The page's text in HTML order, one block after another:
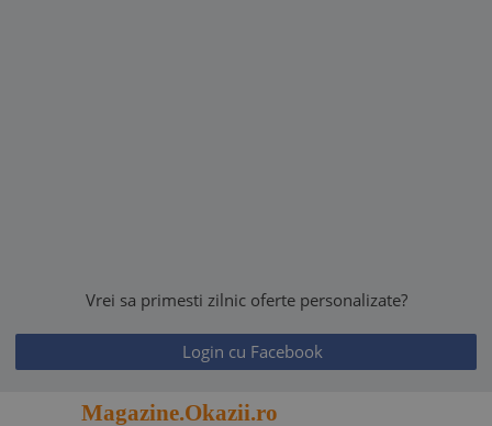
Vrei sa primesti zilnic oferte personalizate?
Login cu Facebook
Magazine.Okazii.ro